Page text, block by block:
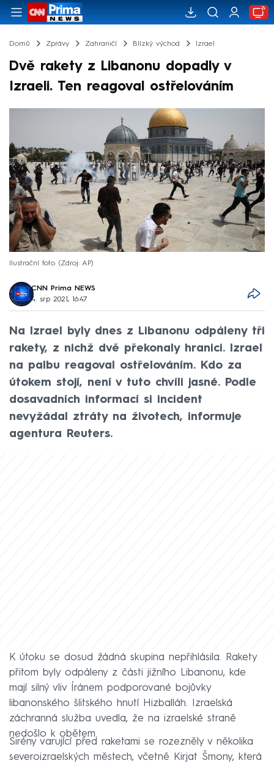
Domů Zprávy Zahraničí Blízký východ Izrael
Dvě rakety z Libanonu dopadly v
Izraeli. Ten reagoval ostřelováním
Ilustrační foto Zdroj: AP
CNN Prima NEWS
4. srp 2021, 16:47
Na Izrael byly dnes z Libanonu odpáleny tři
rakety, z nichž dvě překonaly hranici. Izrael
na palbu reagoval ostřelováním. Kdo za
útokem stojí, není v tuto chvíli jasné. Podle
dosavadních informací si incident
nevyžádal ztráty na životech, informuje
agentura Reuters.
K útoku se dosud žádná skupina nepřihlásila. Rakety
přitom byly odpáleny z části jižního Libanonu, kde
mají silný vliv Íránem podporované bojůvky
libanonského šíitského hnutí Hizballáh. Izraelská
záchranná služba uvedla, že na izraelské straně
nedošlo k obětem.
Sirény varující před raketami se rozezněly v několika
severoizraelských městech, včetně Kirjat Šmony, která